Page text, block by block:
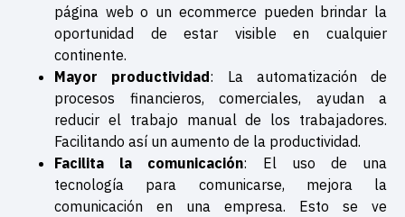
página web o un ecommerce pueden brindar la
oportunidad de estar visible en cualquier
continente.
Mayor productividad: La automatización de
procesos financieros, comerciales, ayudan a
reducir el trabajo manual de los trabajadores.
Facilitando así un aumento de la productividad.
Facilita la comunicación: El uso de una
tecnología para comunicarse, mejora la
comunicación en una empresa. Esto se ve